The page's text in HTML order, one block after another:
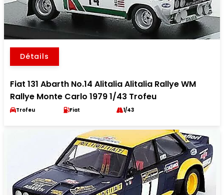
Détails
Fiat 131 Abarth No.14 Alitalia Alitalia Rallye WM
Rallye Monte Carlo 1979 1/43 Trofeu
Trofeu Fiat 1/43